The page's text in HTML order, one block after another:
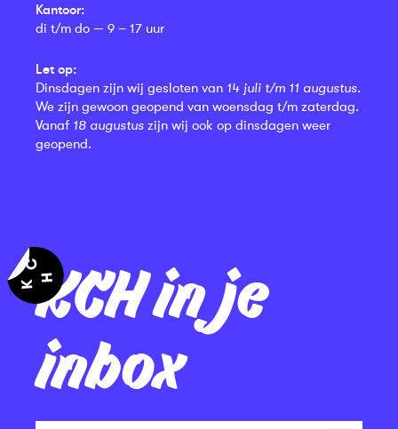
KCH in je
inbox
Kantoor:
di t/m do — 9 – 17 uur
Let op:
Dinsdagen zijn wij gesloten van 14 juli t/m 11 augustus.
We zijn gewoon geopend van woensdag t/m zaterdag.
Vanaf 18 augustus zijn wij ook op dinsdagen weer
geopend.